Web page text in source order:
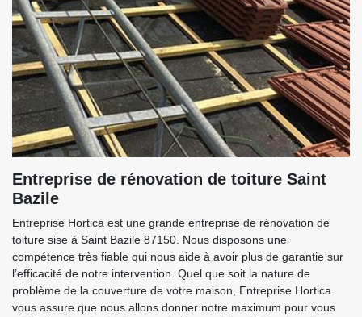
Entreprise de rénovation de toiture Saint
Bazile
Entreprise Hortica est une grande entreprise de rénovation de
toiture sise à Saint Bazile 87150. Nous disposons une
compétence très fiable qui nous aide à avoir plus de garantie sur
l’efficacité de notre intervention. Quel que soit la nature de
problème de la couverture de votre maison, Entreprise Hortica
vous assure que nous allons donner notre maximum pour vous